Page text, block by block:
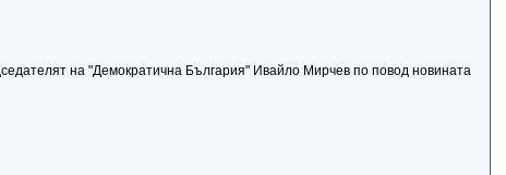
на "Демократична България" Ивайло Мирчев по повод новината